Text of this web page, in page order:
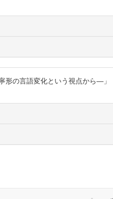
形の言語変化という視点から―